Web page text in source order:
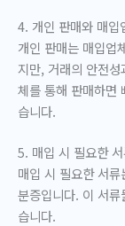
4. 개인 판매와 매입
개인 판매는 매입업
지만, 거래의 안전
체를 통해 판매하면
습니다.
5. 매입 시 필요한
매입 시 필요한 서
분증입니다. 이 서
습니다.